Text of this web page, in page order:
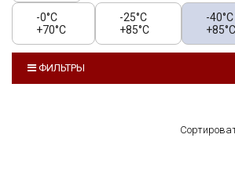
-0°C
+70°C
-25°C
+85°C
-40°C
+85°C
ФИЛЬТРЫ